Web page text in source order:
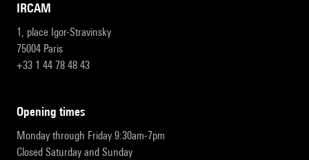
IRCAM
1, place Igor-Stravinsky
75004 Paris
+33 1 44 78 48 43
opening times
Monday through Friday 9:30am-7pm
Closed Saturday and Sunday